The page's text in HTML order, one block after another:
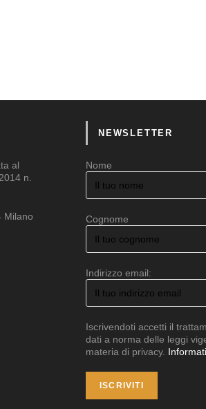
al
n.
Milano
NEWSLETTER
Nome
Cognome
Indirizzo email:
Iscrivendoti accetti il
dati a norma delle leggi
materia di privacy.